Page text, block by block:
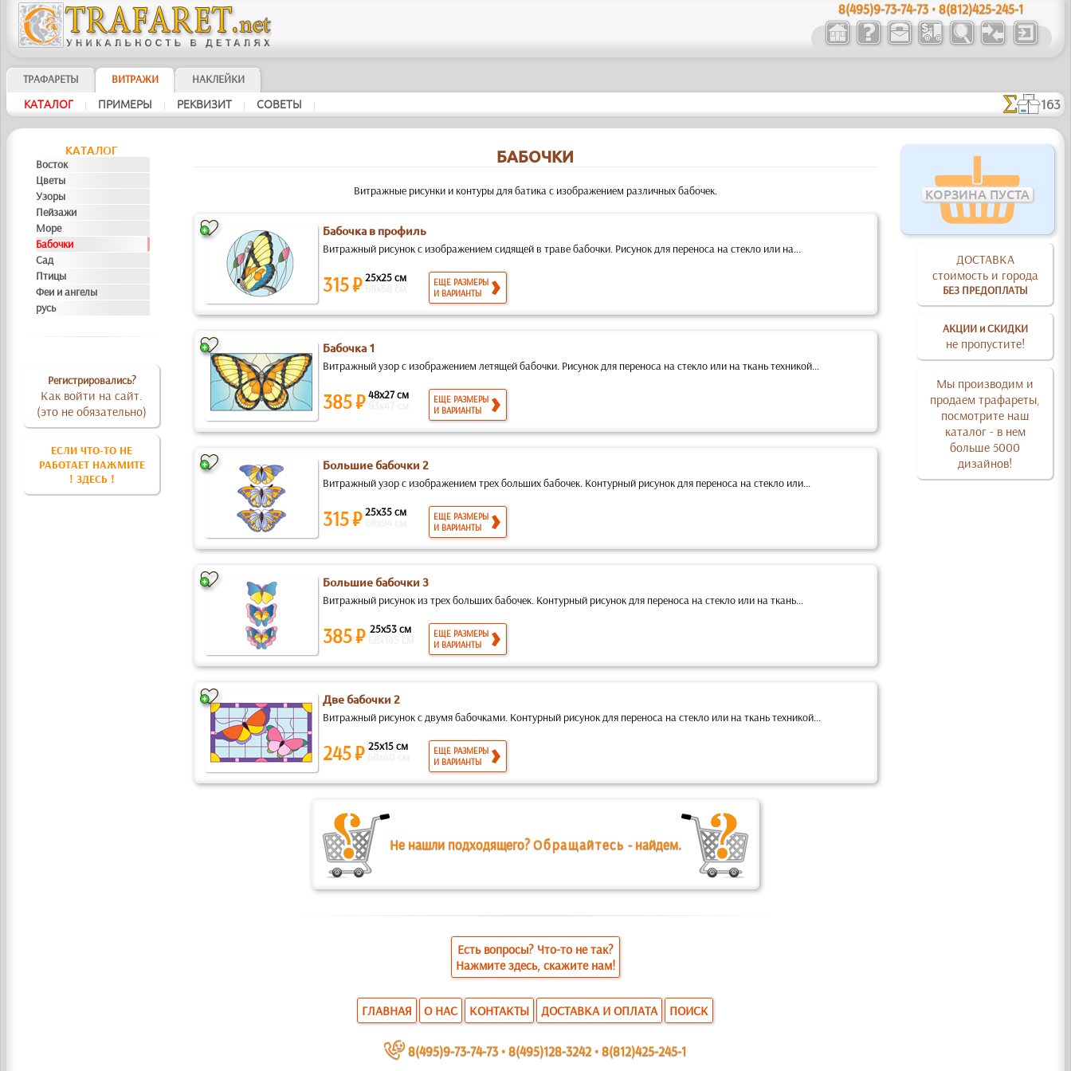
8(495)9-73-74-73 • 8(812)425-245-1
ТРАФАРЕТЫ ВИТРАЖИ НАКЛЕЙКИ
КAТAЛOГ | ПРИМЕРЫ | РЕКВИЗИТ | СОВЕТЫ | 163
КAТAЛOГ
Восток
Цветы
Узоры
Пейзажи
Море
Бабочки
Сад
Птицы
Феи и ангелы
русь
Регистрировались?
Как войти на сайт.
(это не обязательно)
ЕСЛИ ЧТО-ТО НЕ
РАБОТАЕТ НАЖМИТЕ
! ЗДЕСЬ !
КОРЗИНА ПУСТА
ДОСТАВКА
стоимость и города
БЕЗ ПРЕДОПЛАТЫ
АКЦИИ и СКИДКИ
не пропустите!
Мы производим и
продаем трафареты,
посмотрите наш
каталог - в нем
больше 5000
дизайнов!
БАБОЧКИ
Витражные рисунки и контуры для батика с изображением различных бабочек.
Бабочка в профиль
Витражный рисунок с изображением сидящей в траве бабочки. Рисунок для переноса на стекло или на...
315 ₽25x25 см
ЕЩЕ РАЗМЕРЫ
И ВАРИАНТЫ
Бабочка 1
Витражный узор с изображением летящей бабочки. Рисунок для переноса на стекло или на ткань техникой...
385 ₽48x27 см
ЕЩЕ РАЗМЕРЫ
И ВАРИАНТЫ
Большие бабочки 2
Витражный узор с изображением трех больших бабочек. Контурный рисунок для переноса на стекло или...
315 ₽25x35 см
ЕЩЕ РАЗМЕРЫ
И ВАРИАНТЫ
Большие бабочки 3
Витражный рисунок из трех больших бабочек. Контурный рисунок для переноса на стекло или на ткань...
385 ₽ 25x53 см
ЕЩЕ РАЗМЕРЫ
И ВАРИАНТЫ
Две бабочки 2
Витражный рисунок с двумя бабочками. Контурный рисунок для переноса на стекло или на ткань техникой...
245 ₽ 25x15 см
ЕЩЕ РАЗМЕРЫ
И ВАРИАНТЫ
Не нашли подходящего?Обращайтесь - найдем.
Есть вопросы? Что-то не так?
Нажмите здесь, скажите нам!
ГЛАВНАЯ О НАС КОНТАКТЫ ДОСТАВКА И ОПЛАТА ПОИСК
~ 8(495)9-73-74-73 •8(495)128-3242 •8(812)425-245-1